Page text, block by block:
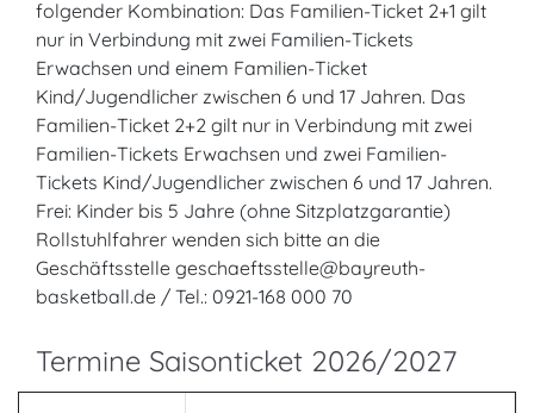
folgender Kombination: Das Familien-Ticket 2+1 gilt
nur in Verbindung mit zwei Familien-Tickets
Erwachsen und einem Familien-Ticket
Kind/Jugendlicher zwischen 6 und 17 Jahren. Das
Familien-Ticket 2+2 gilt nur in Verbindung mit zwei
Familien-Tickets Erwachsen und zwei Familien-
Tickets Kind/Jugendlicher zwischen 6 und 17 Jahren.
Frei: Kinder bis 5 Jahre (ohne Sitzplatzgarantie)
Rollstuhlfahrer wenden sich bitte an die
Geschäftsstelle geschaeftsstelle@bayreuth-
basketball.de / Tel.: 0921-168 000 70
Termine Saisonticket 2026/2027